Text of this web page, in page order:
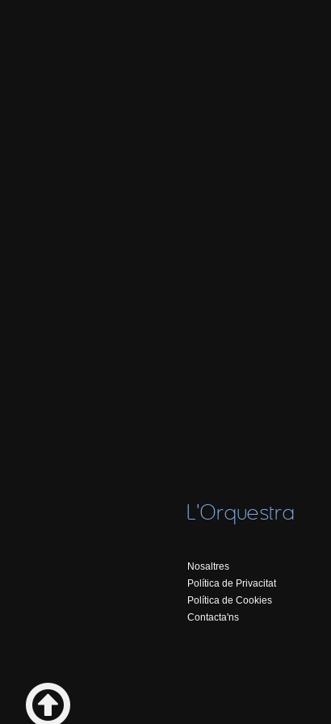
L'Orquestra
Nosaltres
Política de Privacitat
Política de Cookies
Contacta'ns